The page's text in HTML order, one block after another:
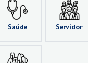
Saúde Servidor